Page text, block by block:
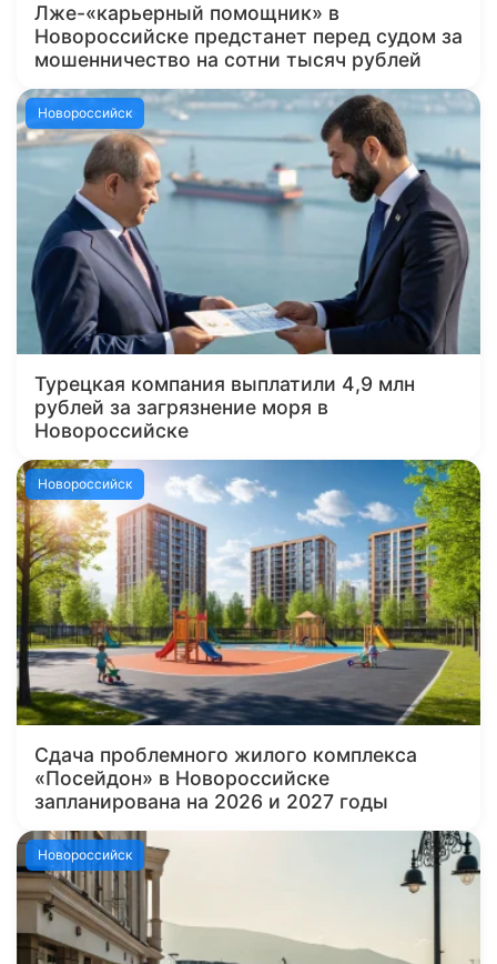
Лже-«карьерный помощник» в
Новороссийске предстанет перед судом за
мошенничество на сотни тысяч рублей
Новороссийск
Турецкая компания выплатили 4,9 млн
рублей за загрязнение моря в
Новороссийске
Новороссийск
Сдача проблемного жилого комплекса
«Посейдон» в Новороссийске
запланирована на 2026 и 2027 годы
Новороссийск